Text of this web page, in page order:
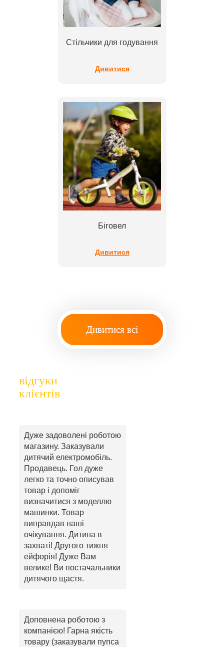
Стільчики для годування
Дивитися
Біговел
Дивитися
Дивитися всі
відгуки
клієнтів
Дуже задоволені роботою
магазину. Заказували
дитячий електромобіль.
Продавець. Гол дуже
легко та точно описував
товар і допоміг
визначитися з моделлю
машинки. Товар
виправдав наші
очікування. Дитина в
захваті! Другого тижня
ейфорія! Дуже Вам
велике! Ви постачальники
дитячого щастя.
Доповнена роботою з
компанією! Гарна якість
товару (заказували пупса